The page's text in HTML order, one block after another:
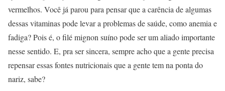
vermelhos. Você já parou para pensar que a carência de algumas
dessas vitaminas pode levar a problemas de saúde, como anemia e
fadiga? Pois é, o filé mignon suíno pode ser um aliado importante
nesse sentido. E, pra ser sincera, sempre acho que a gente precisa
repensar essas fontes nutricionais que a gente tem na ponta do
nariz, sabe?